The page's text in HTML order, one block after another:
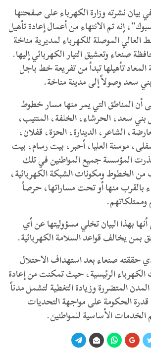
نشرته وزارة الكهرباء على صفحتها
إنه تم الانتهاء من أعمال إعادة تأهيل
الموصلة للكهرباء لمديرية مناخة
صنعاء وتعشيق التيار الكهربائي إليها.
تأهيلها تبدأ من تفريعة خط باجل
سعد وصولاً إلى مدينة مناخة.
أن المناطق التي يمر منها مسار خطوط
سعد، الحرشاء، الخلفة، المنتيب،
الشاعر، الدينارة، الحزة، قفلان،
موسنة العليا، أحبر، بيت رسام، بيت
المؤسسة جميع المواطنين في تلك
من الخطوط ومكونات الشبكة الكهربائية،
بالقرب منها أو تحت مساراتها، حرصاً
بهذا البيان تخلي مسؤوليتها عن أي
بمن يخالف قواعد السلامة الكهربائية.
حققته صنعاء بعد استهداف الاحتلال
الرئيسية، حيث تمكنت من إعادة
المتضررة وزيادة التغطية لتشمل مدناً
الحكومة على مواجهة التحديات
الخدمات الأساسية للمواطنين.